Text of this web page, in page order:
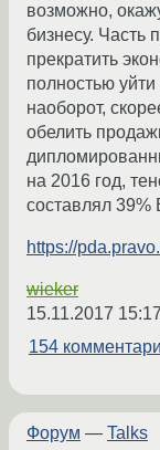
возможно,
бизнесу. Часть
прекратить
полностью
наоборот,
обелить
на 2016 год,
составлял
https://
wieker
15.11.2017
154
Форум — Talks